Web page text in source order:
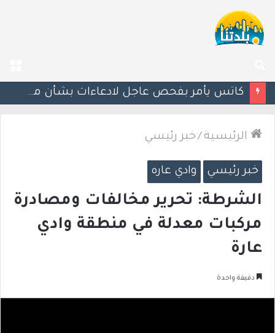
عن
إستعدوا : موجة حر جديدة تضرب البلاد
الرئيسية /خبر رئيسي
خبر رئيسي وادي عاره
الشرطة: تحرير مخالفات ومصادرة
مركبات معدلة في منطقة وادي
عارة
دقيقة واحدة